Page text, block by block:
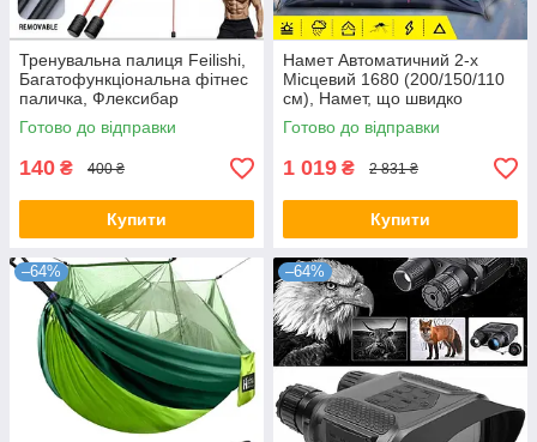
Тренувальна палиця Feilishi,
Багатофункціональна фітнес
паличка, Флексибар
Готово до відправки
140 ₴ 400 ₴
Купити
Намет Автоматичний 2-х
Місцевий 1680 (200/150/110
см), Намет, що швидко
розгортається
Готово до відправки
1 019 ₴ 2 831 ₴
Купити
–64% –64%